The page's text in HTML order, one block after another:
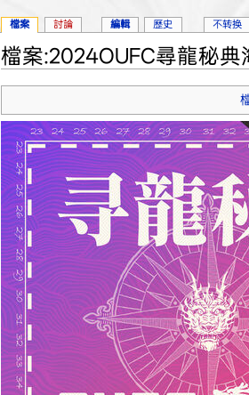
檔案:2024OUFC尋龍秘典
檔案 討論 編輯 歷史 不转换